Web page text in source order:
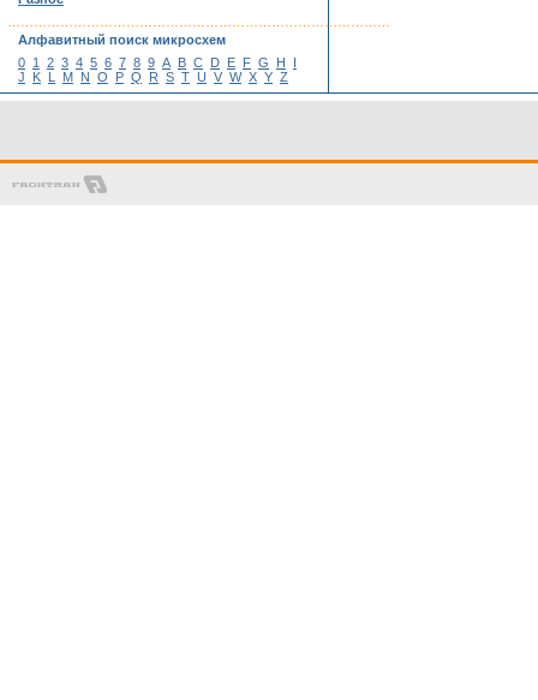
Алфавитный поиск микросхем
0 1 2 3 4 5 6 7 8 9 A B C D E F G H
I
J
K L M N O P Q R S T U V W X Y Z